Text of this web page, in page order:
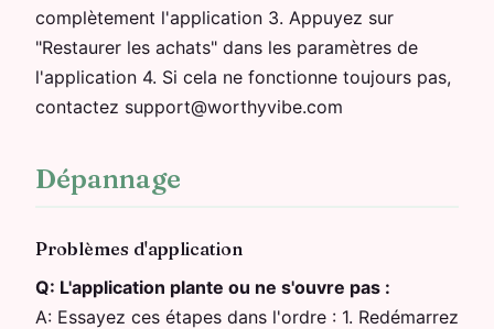
complètement l'application 3. Appuyez sur
"Restaurer les achats" dans les paramètres de
l'application 4. Si cela ne fonctionne toujours pas,
contactez support@worthyvibe.com
Dépannage
Problèmes d'application
Q: L'application plante ou ne s'ouvre pas :
A: Essayez ces étapes dans l'ordre : 1. Redémarrez